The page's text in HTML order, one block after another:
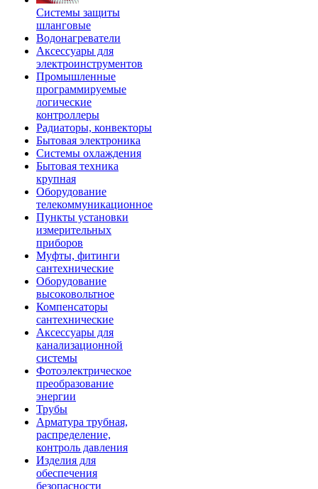
Системы защиты
шланговые
Водонагреватели
Аксессуары для
электроинструментов
Промышленные
программируемые
логические
контроллеры
Радиаторы, конвекторы
Бытовая электроника
Системы охлаждения
Бытовая техника
крупная
Оборудование
телекоммуникационное
Пункты установки
измерительных
приборов
Муфты, фитинги
сантехнические
Оборудование
высоковольтное
Компенсаторы
сантехнические
Аксессуары для
канализационной
системы
Фотоэлектрическое
преобразование
энергии
Трубы
Арматура трубная,
распределение,
контроль давления
Изделия для
обеспечения
безопасности